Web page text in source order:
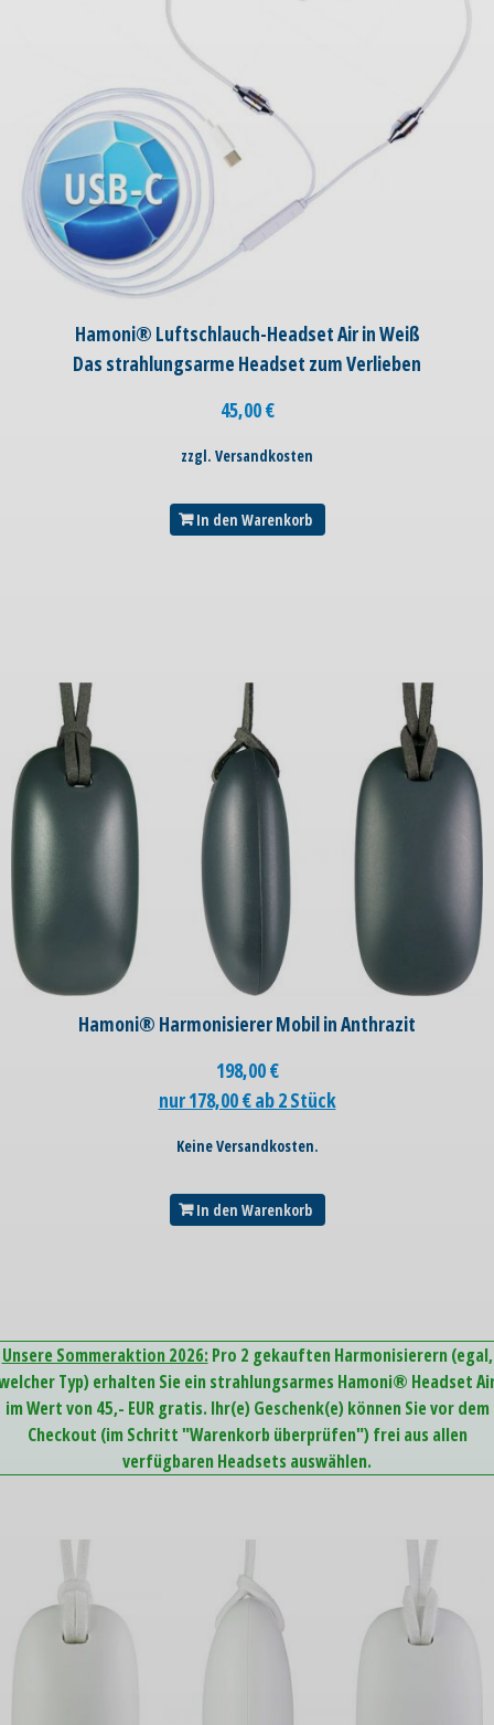
Hamoni® Luftschlauch-Headset Air in Weiß
Das strahlungsarme Headset zum Verlieben
45,00€
zzgl. Versandkosten
In den Warenkorb
Hamoni® Harmonisierer Mobil in Anthrazit
198,00€
nur 178,00 € ab 2 Stück
Keine Versandkosten.
In den Warenkorb
Unsere Sommeraktion 2026: Pro 2 gekauften Harmonisierern (egal,
Typ) erhalten Sie ein strahlungsarmes Hamoni® Headset
im Wert von 45,- EUR gratis. Ihr(e) Geschenk(e) können Sie vor dem
Checkout (im Schritt "Warenkorb überprüfen") frei aus allen
verfügbaren Headsets auswählen.